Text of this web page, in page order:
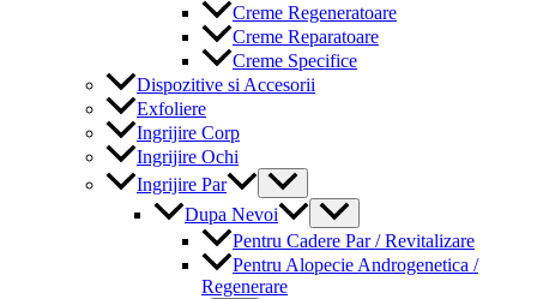
Creme Regeneratoare
Creme Reparatoare
Creme Specifice
Dispozitive si Accesorii
Exfoliere
Ingrijire Corp
Ingrijire Ochi
Ingrijire Par
Menu
Toggle
Dupa Nevoi
Menu
Toggle
Pentru Cadere Par / Revitalizare
Pentru Alopecie Androgenetica /
Regenerare